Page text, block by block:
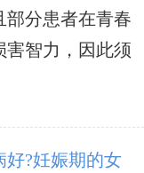
部分患者在青春
智力，因此须
好?妊娠期的女